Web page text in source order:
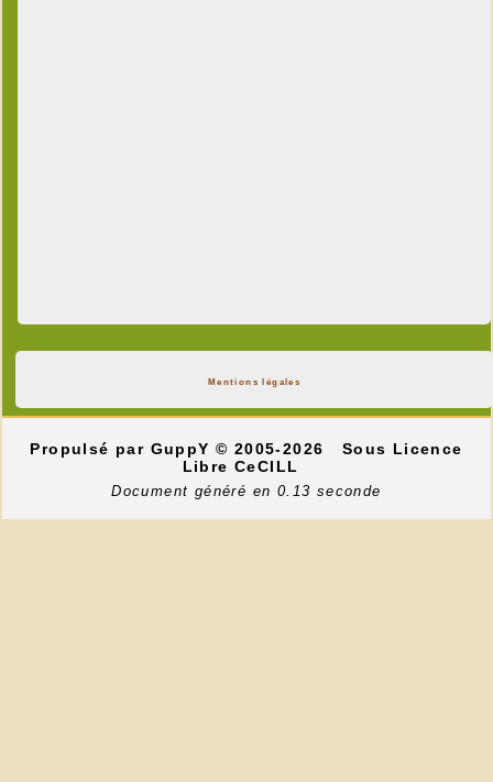
Mentions légales
Propulsé par GuppY© 2005-2026
Sous Licence
Libre CeCILL
Document généré en 0.13 seconde